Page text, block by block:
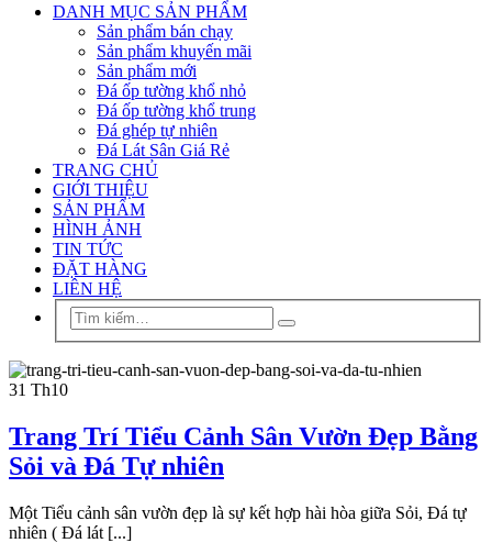
DANH MỤC SẢN PHẨM
Sản phẩm bán chạy
Sản phẩm khuyến mãi
Sản phẩm mới
Đá ốp tường khổ nhỏ
Đá ốp tường khổ trung
Đá ghép tự nhiên
Đá Lát Sân Giá Rẻ
TRANG CHỦ
GIỚI THIỆU
SẢN PHẨM
HÌNH ẢNH
TIN TỨC
ĐẶT HÀNG
LIÊN HỆ
31 Th10
Trang Trí Tiểu Cảnh Sân Vườn Đẹp Bằng
Sỏi và Đá Tự nhiên
Một Tiểu cảnh sân vườn đẹp là sự kết hợp hài hòa giữa Sỏi, Đá tự
nhiên ( Đá lát [...]